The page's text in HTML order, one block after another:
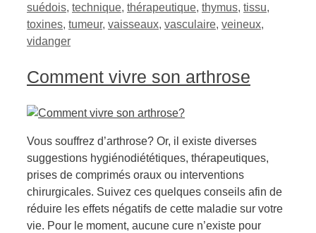
suédois, technique, thérapeutique, thymus, tissu,
toxines, tumeur, vaisseaux, vasculaire, veineux,
vidanger
Comment vivre son arthrose
Vous souffrez d’arthrose? Or, il existe diverses
suggestions hygiénodiététiques, thérapeutiques,
prises de comprimés oraux ou interventions
chirurgicales. Suivez ces quelques conseils afin de
réduire les effets négatifs de cette maladie sur votre
vie. Pour le moment, aucune cure n’existe pour